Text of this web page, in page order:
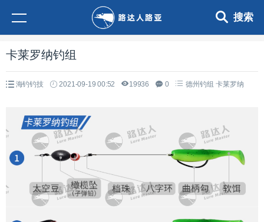
搜索
卡莱罗纳钓组
海钓钓技 2021-09-19 00:52 19936 0 德州钓组 卡莱罗纳